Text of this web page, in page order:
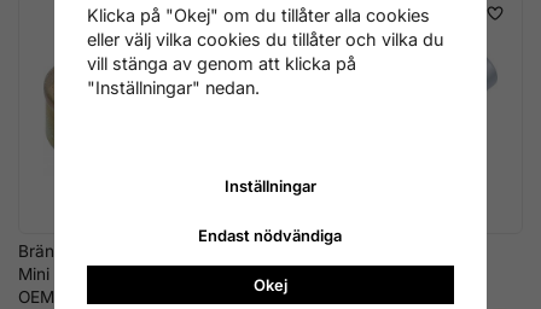
Bränsleledningsverktyg för
Mini Cooper JCW N14/N18 –
OEM 130250
Hylsa 14 mm för BMW
Specialhylsa Diesel
Klicka på "Okej" om du tillåter alla cookies
eller välj vilka cookies du tillåter och vilka du
vill stänga av genom att klicka på
"Inställningar" nedan.
Inställningar
Endast nödvändiga
Okej